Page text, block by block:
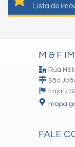
Lista de
M & F
Rua
São
Itajaí /
mapa
FALE